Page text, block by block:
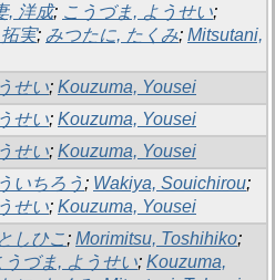
, 洋成; こうづま, ようせい;
実; みつたに, たくみ; Mitsutani,
せい; Kouzuma, Yousei
せい; Kouzuma, Yousei
せい; Kouzuma, Yousei
いちろう ; Wakiya, Souichirou;
せい; Kouzuma, Yousei
しひこ; Morimitsu, Toshihiko;
うづま, ようせい; Kouzuma,